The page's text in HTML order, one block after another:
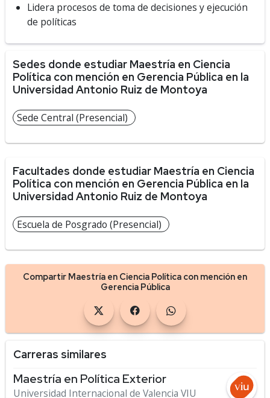
Lidera procesos de toma de decisiones y ejecución
de políticas
Sedes donde estudiar Maestría en Ciencia
Política con mención en Gerencia Pública en la
Universidad Antonio Ruiz de Montoya
Sede Central (Presencial)
Facultades donde estudiar Maestría en Ciencia
Política con mención en Gerencia Pública en la
Universidad Antonio Ruiz de Montoya
Escuela de Posgrado (Presencial)
Compartir Maestría en Ciencia Política con mención en
Gerencia Pública
Carreras similares
Maestría en Política Exterior
Universidad Internacional de Valencia VIU